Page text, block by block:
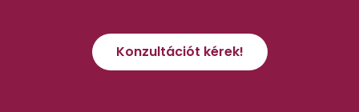
Konzultációt kérek!